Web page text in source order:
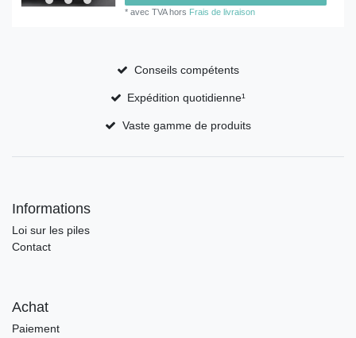
*avec TVAhors Frais de livraison
Conseils compétents
Expédition quotidienne¹
Vaste gamme de produits
Informations
Loi sur les piles
Contact
Achat
Paiement